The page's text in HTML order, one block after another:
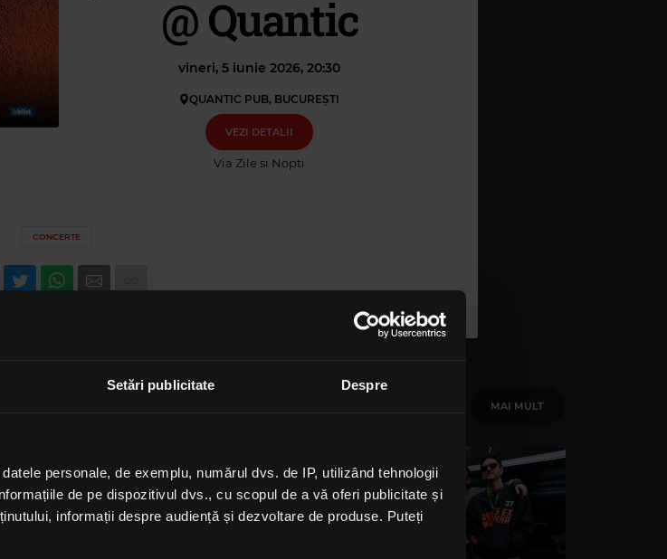
Setări publicitate Despre
personale, de exemplu, numărul dvs. de IP, utilizând tehnologii
de pe dispozitivul dvs., cu scopul de a vă oferi publicitate și
informații despre audiență și dezvoltare de produse. Puteți
@ Quantic
vineri, 5 iunie 2026, 20:30
QUANTIC PUB, BUCUREŞTI
VEZI DETALII
Via Zile si Nopti
CONCERTE
MAI MULT